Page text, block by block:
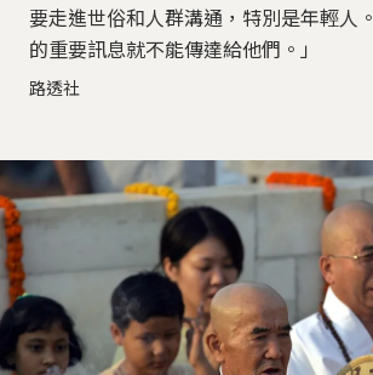
要走進世俗和人群溝通，特別是年輕人
的重要訊息就不能傳達給他們。」
路透社